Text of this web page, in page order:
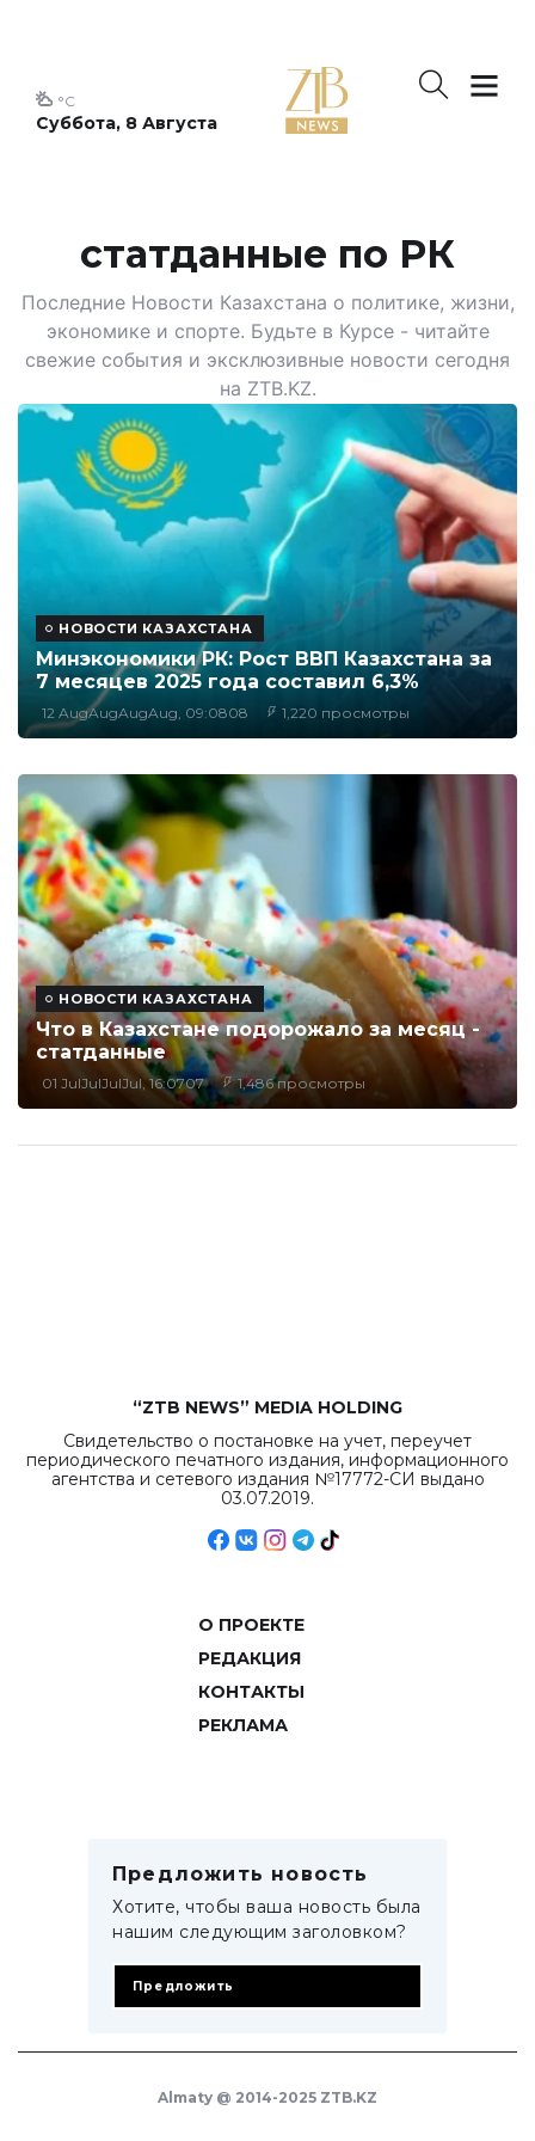
Суббота, 8 Августа
°C
статданные по РК
Последние Новости Казахстана о политике, жизни,
экономике и спорте. Будьте в Курсе - читайте
свежие события и эксклюзивные новости сегодня
на ZTB.KZ.
НОВОСТИ КАЗАХСТАНА
Минэкономики РК: Рост ВВП Казахстана за
7 месяцев 2025 года составил 6,3%
12 AugAugAugAug, 09:0808 1,220 просмотры
НОВОСТИ КАЗАХСТАНА
Что в Казахстане подорожало за месяц -
статданные
01 JulJulJulJul, 16:0707 1,486 просмотры
“ZTB NEWS” MEDIA HOLDING
Свидетельство о постановке на учет, переучет
периодического печатного издания, информационного
агентства и сетевого издания №17772-СИ выдано
03.07.2019.
О ПРОЕКТЕ
РЕДАКЦИЯ
КОНТАКТЫ
РЕКЛАМА
Предложить новость
Хотите, чтобы ваша новость была
нашим следующим заголовком?
Предложить
Almaty @ 2014-2025 ZTB.KZ